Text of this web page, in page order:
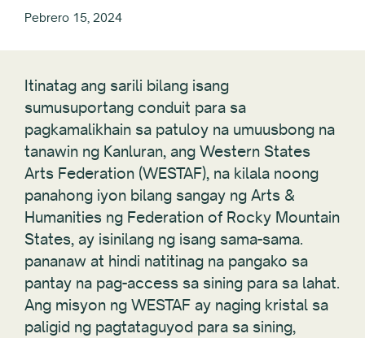
Pebrero 15, 2024
Itinatag ang sarili bilang isang
sumusuportang conduit para sa
pagkamalikhain sa patuloy na umuusbong na
tanawin ng Kanluran, ang Western States
Arts Federation (WESTAF), na kilala noong
panahong iyon bilang sangay ng Arts &
Humanities ng Federation of Rocky Mountain
States, ay isinilang ng isang sama-sama.
pananaw at hindi natitinag na pangako sa
pantay na pag-access sa sining para sa lahat.
Ang misyon ng WESTAF ay naging kristal sa
paligid ng pagtataguyod para sa sining,